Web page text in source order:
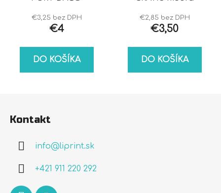
€3,25 bez DPH
€4
DO KOŠÍKA
€2,85 bez DPH
€3,50
DO KOŠÍKA
Kontakt
info@liprint.sk
+421 911 220 292